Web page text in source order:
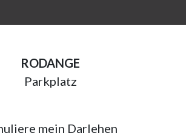
RODANGE
Parkplatz
mein Darlehen